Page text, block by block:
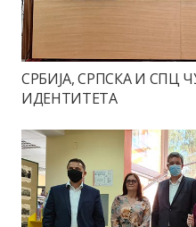
СРБИЈА, СРПСКА И СПЦ
ИДЕНТИТЕТА